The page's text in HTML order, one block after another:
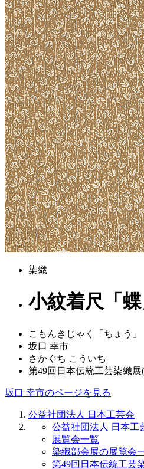
染織
小紋着尺「蝶
こもんきじゃく「ちょう」
坂口 幸市
さかぐち こういち
第49回日本伝統工芸染織展
坂口 幸市のページを見る
公益社団法人 日本工芸会
公益社団法人 日本工
展覧会一覧
染織部会展の展覧会
第49回日本伝統工芸